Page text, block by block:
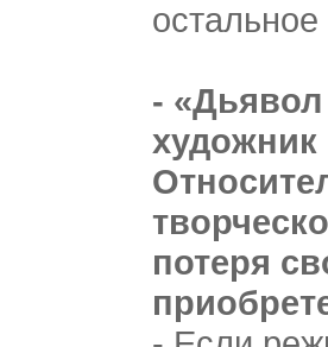
остальное
- «Дьявол
потеря